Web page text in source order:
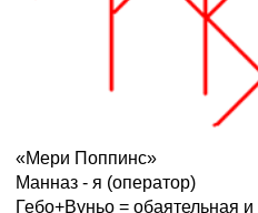
«Мери Поппинс»
Манназ - я (оператор)
Гебо+Вуньо = обаятельная